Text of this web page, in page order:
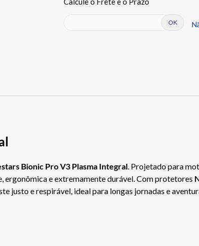
Bionic Pro V3 Plasma Integral. Projetado para
ergonômica e extremamente durável. Com protetores
justo e respirável, ideal para longas jornadas e